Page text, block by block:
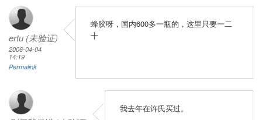
ertu (未验证)
2006-04-04
14:19
Permalink
蜂胶呀，国内600多一瓶的，这里只要一二
十
我去年在许氏买过。